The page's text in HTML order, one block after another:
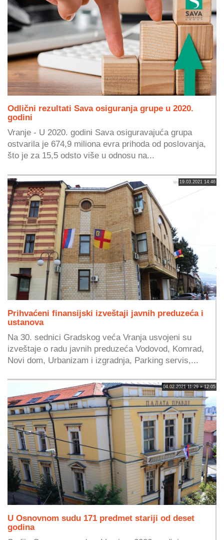
Odlični rezultati Sava osiguranja grupe u 2020.
godini
Vranje - U 2020. godini Sava osiguravajuća grupa
ostvarila je 674,9 miliona evra prihoda od poslovanja,
što je za 15,5 odsto više u odnosu na...
19.03.2021 14:46
Prihvaćeni finansijski izveštaji javnih preduzeća i
ustanova
Na 30. sednici Gradskog veća Vranja usvojeni su
izveštaje o radu javnih preduzeća Vodovod, Komrad,
Novi dom, Urbanizam i izgradnja, Parking servis,...
04.02.2021 11:29 » 12:05
U Osnovnom sudu 171 predmet stariji od deset
godina